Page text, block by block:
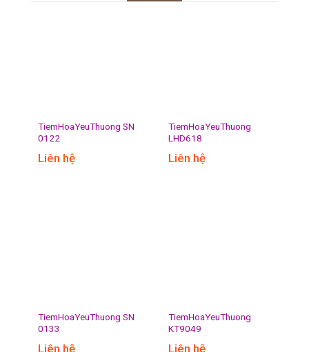
TiemHoaYeuThuong SN
0122
Liên hệ
TiemHoaYeuThuong
LHD618
Liên hệ
TiemHoaYeuThuong SN
0133
Liên hệ
TiemHoaYeuThuong
KT9049
Liên hệ